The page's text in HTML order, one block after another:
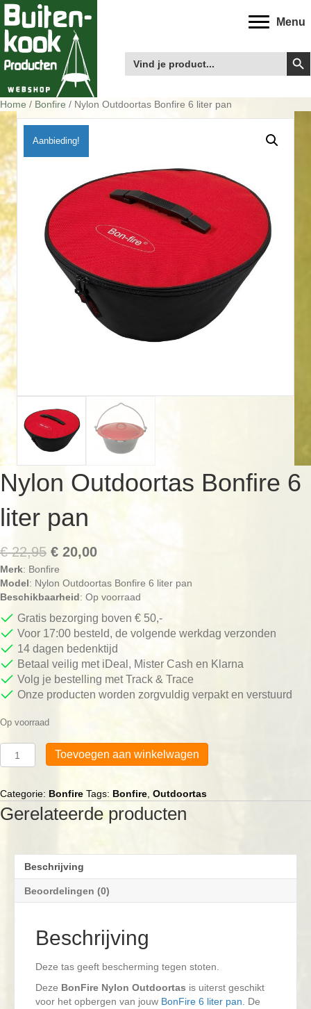
Menu
Zoek
naar:
Home / Bonfire / Nylon Outdoortas Bonfire 6 liter pan
Aanbieding!
Nylon Outdoortas Bonfire 6
liter pan
€22,95 Oorspronkelijke
prijs
was:
€ 22,95.
€ 20,00Huidige
is:
€ 20,00.
Merk: Bonfire
Model: Nylon Outdoortas Bonfire 6 liter pan
Beschikbaarheid: Op voorraad
Gratis bezorging boven € 50,-
Voor 17:00 besteld, de volgende werkdag verzonden
14 dagen bedenktijd
Betaal veilig met iDeal, Mister Cash en Klarna
Volg je bestelling met Track & Trace
Onze producten worden zorgvuldig verpakt en verstuurd
Op voorraad
Outdoortas
6
liter
pan
Toevoegen aan winkelwagen
Categorie: Bonfire Tags: Bonfire Outdoortas
Gerelateerde producten
Beschrijving
Beoordelingen (0)
Beschrijving
Deze tas geeft bescherming tegen stoten.
Deze BonFire Nylon Outdoortas is uiterst geschikt
voor het opbergen van jouw BonFire 6 liter pan . De